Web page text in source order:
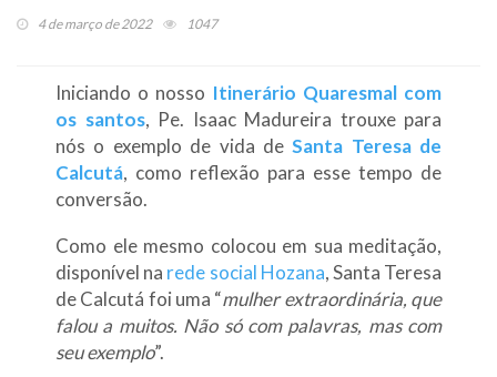
4 de março de 2022 1047
Iniciando o nosso Itinerário Quaresmal com
os santos, Pe. Isaac Madureira trouxe para
nós o exemplo de vida deSanta Teresa de
Calcutá, como reflexão para esse tempo de
conversão.
Como ele mesmo colocou em sua meditação,
disponível na rede social Hozana, Santa Teresa
de Calcutá foi uma “mulher extraordinária, que
falou a muitos. Não só com palavras, mas com
seu exemplo”.